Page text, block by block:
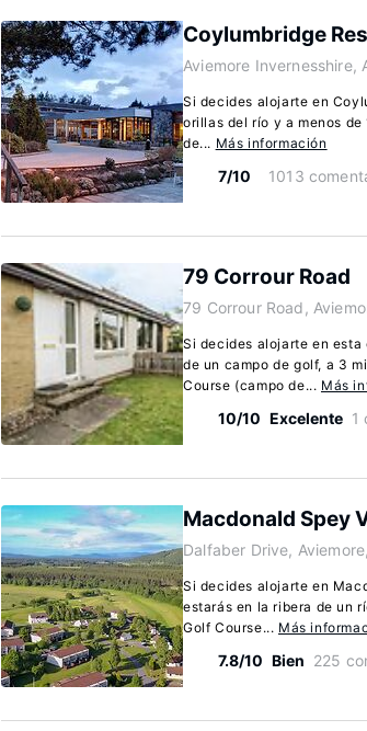
Coylumbridge
Aviemore Invernesshire,
Si decides alojarte en
orillas del río y a menos
de... Más información
7/10 1013
79 Corrour Road
79 Corrour Road,
Si decides alojarte en esta
de un campo de golf, a 3
Course (campo de... Más
10/10 Excelente 1
Macdonald Spey
Dalfaber Drive,
Si decides alojarte en
estarás en la ribera de un
Golf Course... Más
7.8/10 Bien 225